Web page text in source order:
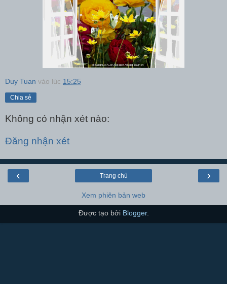
Duy Tuan vào lúc 15:25
Chia sẻ
Không có nhận xét nào:
Đăng nhận xét
‹ ›
Trang chủ
Xem phiên bản web
Được tạo bởi Blogger.